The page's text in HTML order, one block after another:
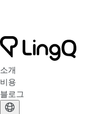
소개
비용
블로그